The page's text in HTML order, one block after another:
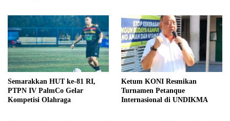
Semarakkan HUT ke-81 RI,
PTPN IV PalmCo Gelar
Kompetisi Olahraga
Ketum KONI Resmikan
Turnamen Petanque
Internasional di UNDIKMA